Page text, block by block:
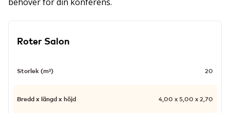
Roter Salon
Storlek (m²) 20
Bredd x längd x höjd 4,00 x 5,00 x 2,70